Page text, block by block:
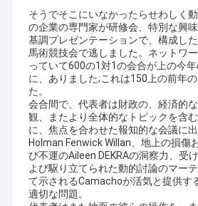
そうでそこにいなかったらせわしく
の企業の専門家が研修会、特別な興
基調プレゼンテーションで、構成し
馬術競技会で逃しました。ネットワ
っていて600の1対1の会合が上の今
に、ありました;これは150上の前年
た。
会合間で、代表者は財政の、経済的
観、またより全体的なトピックを含
に、焦点を合わせた報知的な会議に出
Holman Fenwick Willan、地上の損傷
び不運のAileen DEKRAの洞察力、受
よび駆り立てられた動的討論のマー
て示されるCamachoが活気と提供す
適切な問題。